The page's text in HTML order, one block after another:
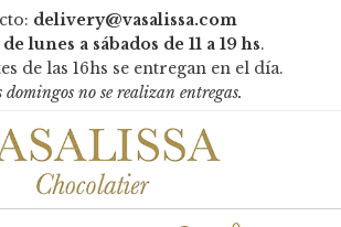
delivery@vasalissa.com
lunes a sábados de 11 a 19 hs.
de las 16hs se entregan en el día.
domingos no se realizan entregas.